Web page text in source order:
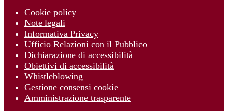
Cookie policy
Note legali
Informativa Privacy
Ufficio Relazioni con il Pubblico
Dichiarazione di accessibilità
Obiettivi di accessibilità
Whistleblowing
Gestione consensi cookie
Amministrazione trasparente